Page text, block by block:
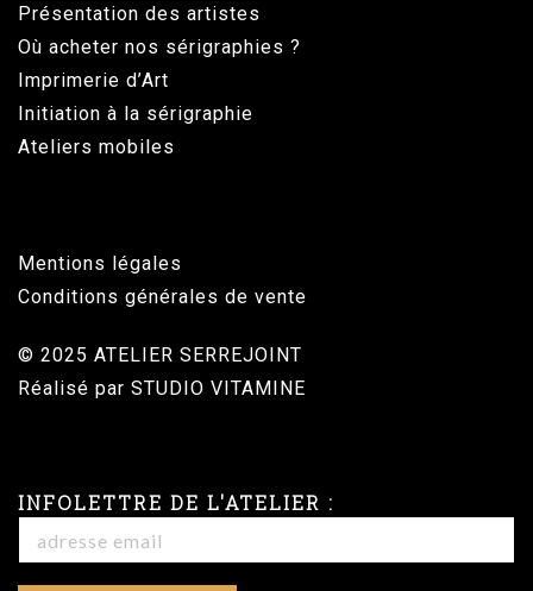
Présentation des artistes
Où acheter nos sérigraphies ?
Imprimerie d’Art
Initiation à la sérigraphie
Ateliers mobiles
Mentions légales
Conditions générales de vente
© 2025 ATELIER SERREJOINT
Réalisé par STUDIO VITAMINE
INFOLETTRE DE L'ATELIER :